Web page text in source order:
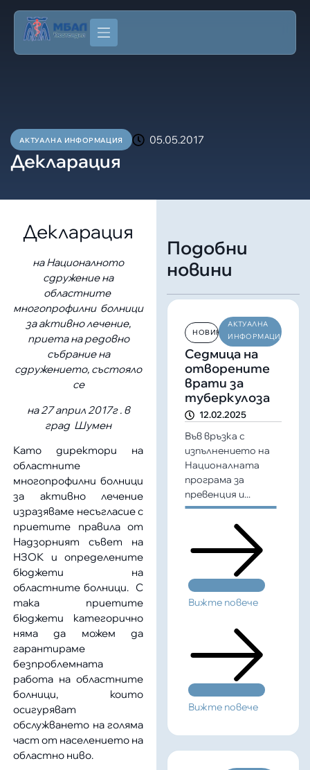
АКТУАЛНА ИНФОРМАЦИЯ 05.05.2017
Декларация
Декларация
на Националното
сдружение на
областните
многопрофилни болници
за активно лечение,
приета на редовно
събрание на
сдружението, състояло
се
на 27 април 2017г . в
град Шумен
Като директори на
областните
многопрофилни болници
за активно лечение
изразяваме несъгласие с
приетите правила от
Надзорният съвет на
НЗОК и определените
бюджети на
областните болници. С
така приетите
бюджети категорично
няма да можем да
гарантираме
безпроблемната
работа на областните
болници, които
осигуряват
обслужването на голяма
част от населението на
областно ниво.
Подобни
новини
НОВИНИ
АКТУАЛНА
ИНФОРМАЦИЯ
Седмица на
отворените
врати за
туберкулоза
12.02.2025
Във връзка с
изпълнението на
Националната
програма за
превенция и...
Вижте повече
Вижте повече